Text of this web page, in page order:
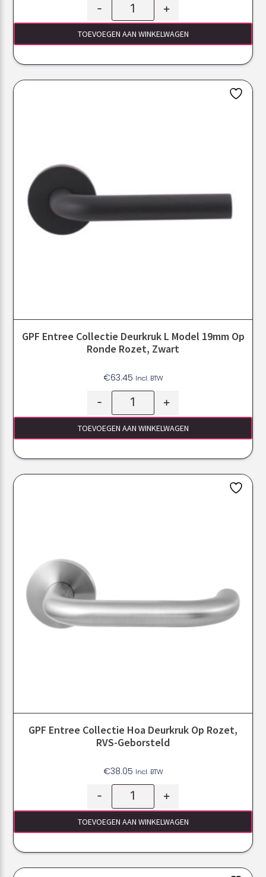
- +
TOEVOEGEN AAN WINKELWAGEN
GPF Entree Collectie Deurkruk L Model 19mm Op
Ronde Rozet, Zwart
€63.45 Incl. BTW
- +
TOEVOEGEN AAN WINKELWAGEN
GPF Entree Collectie Hoa Deurkruk Op Rozet,
RVS-Geborsteld
€38.05 Incl. BTW
- +
TOEVOEGEN AAN WINKELWAGEN